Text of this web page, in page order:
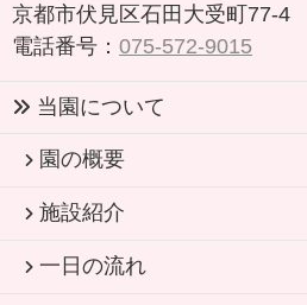
京都市伏見区石田大受町77-4
電話番号： 075-572-9015
当園について
園の概要
施設紹介
一日の流れ